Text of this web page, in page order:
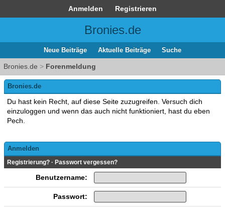
Anmelden Registrieren
Bronies.de
Neue Beiträge Aktuelle Beiträge Suche
Bronies.de > Forenmeldung
Bronies.de
Du hast kein Recht, auf diese Seite zuzugreifen. Versuch dich
einzuloggen und wenn das auch nicht funktioniert, hast du eben
Pech.
Anmelden
Registrierung? · Passwort vergessen?
Benutzername:
Passwort: